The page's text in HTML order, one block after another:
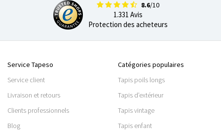
8.6/10
1.331 Avis
Protection des acheteurs
Service Tapeso
Service client
Livraison et retours
Clients professionnels
Blog
Catégories populaires
Tapis poils longs
Tapis d’extérieur
Tapis vintage
Tapis enfant